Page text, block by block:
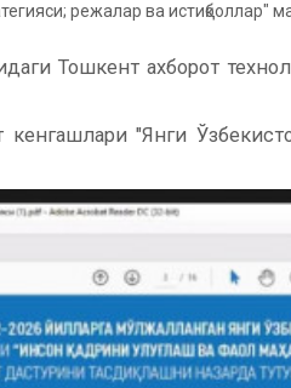
режалар ва
Тошкент ахборот
кенгашлари "Янги